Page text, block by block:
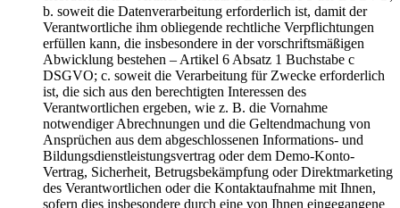
b. soweit die Datenverarbeitung erforderlich ist, damit der
Verantwortliche ihm obliegende rechtliche Verpflichtungen
erfüllen kann, die insbesondere in der vorschriftsmäßigen
Abwicklung bestehen – Artikel 6 Absatz 1 Buchstabe c
DSGVO; c. soweit die Verarbeitung für Zwecke erforderlich
ist, die sich aus den berechtigten Interessen des
Verantwortlichen ergeben, wie z. B. die Vornahme
notwendiger Abrechnungen und die Geltendmachung von
Ansprüchen aus dem abgeschlossenen Informations- und
Bildungsdienstleistungsvertrag oder dem Demo-Konto-
Vertrag, Sicherheit, Betrugsbekämpfung oder Direktmarketing
des Verantwortlichen oder die Kontaktaufnahme mit Ihnen,
sofern dies insbesondere durch eine von Ihnen eingegangene